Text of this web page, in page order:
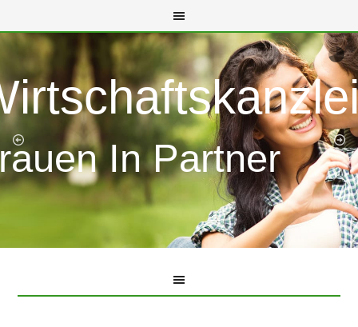
In Partner